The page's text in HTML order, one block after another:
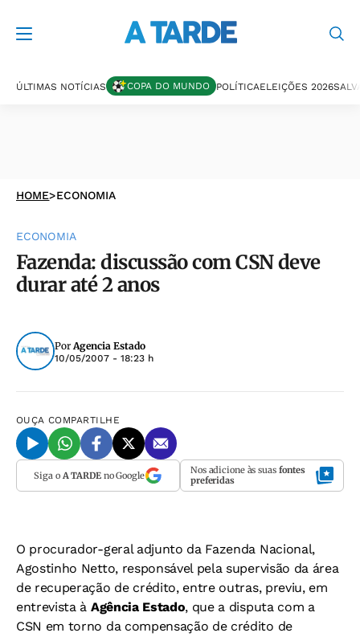
ÚLTIMAS NOTÍCIAS COPA DO MUNDO POLÍTICAELEIÇÕES 2026
HOME>ECONOMIA
ECONOMIA
Fazenda: discussão com CSN deve
durar até 2 anos
PorAgencia Estado
10/05/2007 - 18:23 h
OUÇA COMPARTILHE
Siga o A TARDEno Google Nos adicione às suas fontes
preferidas
O procurador-geral adjunto da Fazenda Nacional,
Agostinho Netto, responsável pela supervisão da área
de recuperação de crédito, entre outras, previu, em
entrevista à Agência Estado, que a disputa com a
CSN em torno da compensação de crédito de